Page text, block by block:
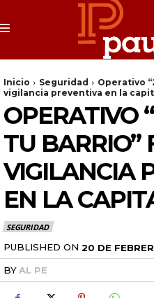
Inicio Seguridad
Operativo
vigilancia preventiva en la
OPERATIVO
TU BARRIO”
VIGILANCIA
EN LA
SEGURIDAD
PUBLISHED ON 20 DE
BYAL PE